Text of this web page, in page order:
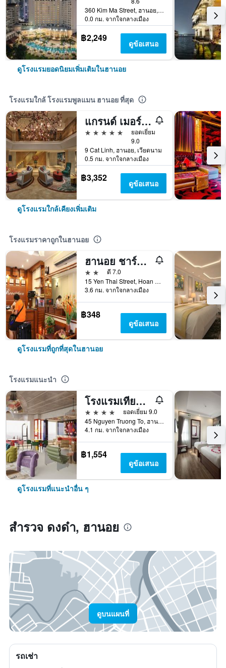
360 Kim Ma Street, ฮานอย, เวียดนาม
0.0 กม. จากใจกลางเมือง
฿2,249 ดูข้อเสนอ
ดูโรงแรมยอดนิยมเพิ่มเติมในฮานอย
โรงแรมใกล้ โรงแรมพูลแมน ฮานอย ที่สุด
แกรนด์ เมอร์คิวร์ ฮานอย
5 ดาว
ยอดเยี่ยม
9.0
9 Cat Linh, ฮานอย, เวียดนาม
0.5 กม. จากใจกลางเมือง
฿3,352 ดูข้อเสนอ
ดูโรงแรมใกล้เคียงเพิ่มเติม
โรงแรมราคาถูกในฮานอย
ฮานอย ชาร์มิ่ง เฮาส์
2 ดาว
ดี 7.0
15 Yen Thai Street, Hoan Kiem, ฮานอย, เวียดนาม
3.6 กม. จากใจกลางเมือง
฿348
ดูข้อเสนอ
ดูโรงแรมที่ถูกที่สุดในฮานอย
โรงแรมแนะนำ
โรงแรมเทียนไท
4 ดาว
ยอดเยี่ยม 9.0
45 Nguyen Truong To, ฮานอย, เวียดนาม
4.1 กม. จากใจกลางเมือง
฿1,554
ดูข้อเสนอ
ดูโรงแรมที่แนะนำอื่น ๆ
สำรวจ ดงด๋า, ฮานอย
ดูบนแผนที่
รถเช่า